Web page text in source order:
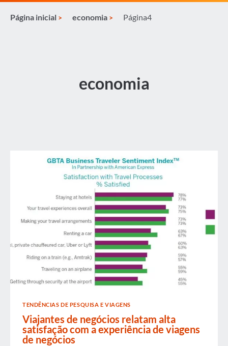
Página inicial economia Página4
economia
TENDÊNCIAS DE PESQUISA E VIAGENS
Viajantes de negócios relatam alta
satisfação com a experiência de viagens
de negócios